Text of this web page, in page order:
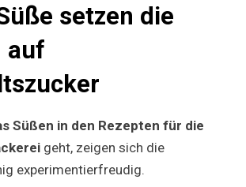
setzen die
auf
Süßen in den Rezepten für die
geht, zeigen sich die
experimentierfreudig.